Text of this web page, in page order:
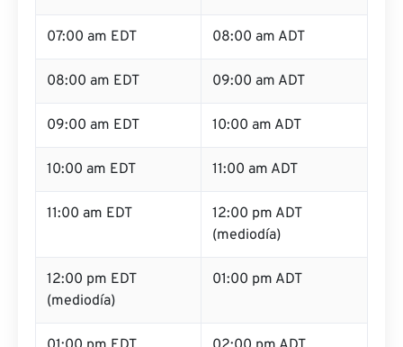
07:00 am EDT 08:00 am ADT
08:00 am EDT 09:00 am ADT
09:00 am EDT 10:00 am ADT
10:00 am EDT 11:00 am ADT
11:00 am EDT
12:00 pm ADT
(mediodía)
12:00 pm EDT
(mediodía)
01:00 pm ADT